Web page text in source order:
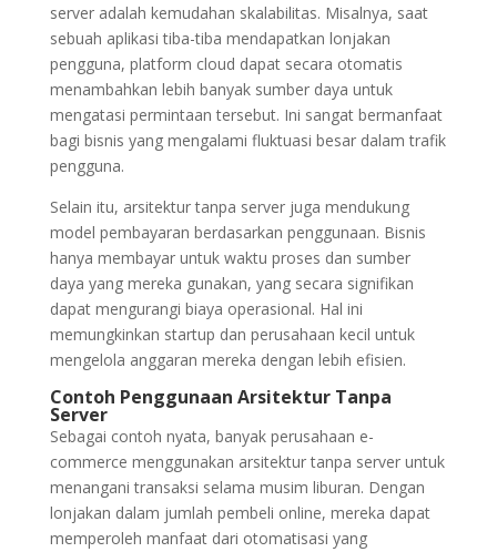
server adalah kemudahan skalabilitas. Misalnya, saat
sebuah aplikasi tiba-tiba mendapatkan lonjakan
pengguna, platform cloud dapat secara otomatis
menambahkan lebih banyak sumber daya untuk
mengatasi permintaan tersebut. Ini sangat bermanfaat
bagi bisnis yang mengalami fluktuasi besar dalam trafik
pengguna.
Selain itu, arsitektur tanpa server juga mendukung
model pembayaran berdasarkan penggunaan. Bisnis
hanya membayar untuk waktu proses dan sumber
daya yang mereka gunakan, yang secara signifikan
dapat mengurangi biaya operasional. Hal ini
memungkinkan startup dan perusahaan kecil untuk
mengelola anggaran mereka dengan lebih efisien.
Contoh Penggunaan Arsitektur Tanpa
Server
Sebagai contoh nyata, banyak perusahaan e-
commerce menggunakan arsitektur tanpa server untuk
menangani transaksi selama musim liburan. Dengan
lonjakan dalam jumlah pembeli online, mereka dapat
memperoleh manfaat dari otomatisasi yang